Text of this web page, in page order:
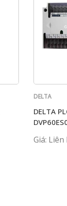
DELTA
DELTA
Giá: Liên